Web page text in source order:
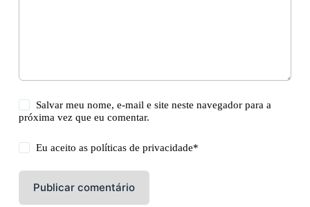
Salvar meu nome, e-mail e site neste navegador para a
próxima vez que eu comentar.
Eu aceito aspolíticas de privacidade*
Publicar comentário